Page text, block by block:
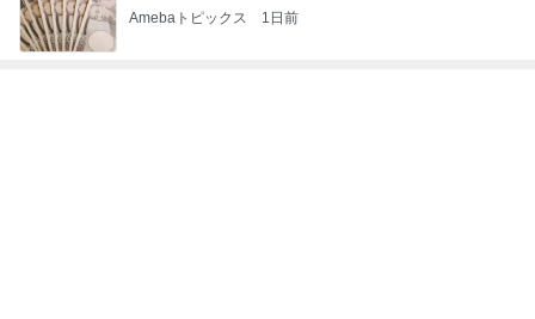
Amebaトピックス 1日前